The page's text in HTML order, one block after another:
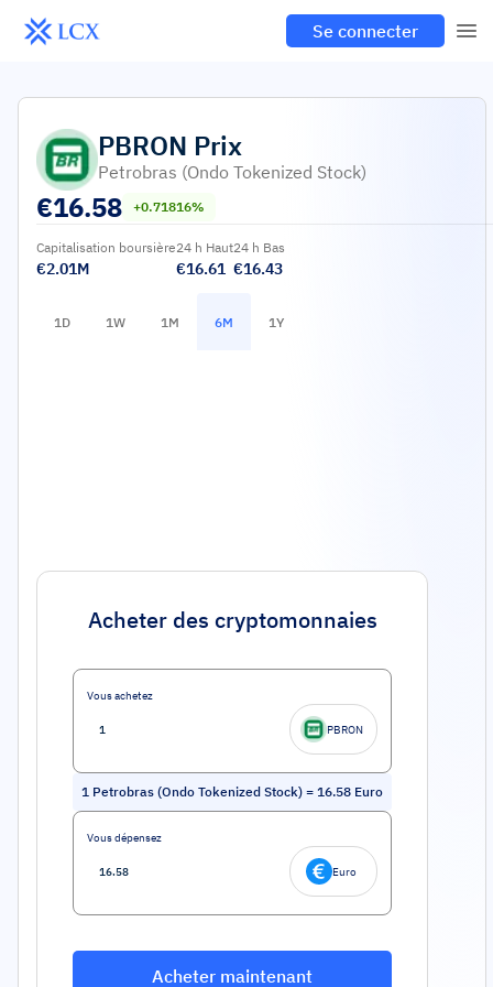
Se connecter
PBRON Prix
Petrobras (Ondo Tokenized Stock)
€16.58 +0.71816%
Capitalisation boursière
€2.01M
24 h Haut
€16.61
24 h Bas
€16.43
1D 1W 1M 6M 1Y
Acheter des cryptomonnaies
Vous achetez
PBRON
1 Petrobras (Ondo Tokenized Stock) = 16.58 Euro
Vous dépensez
Euro
Acheter maintenant